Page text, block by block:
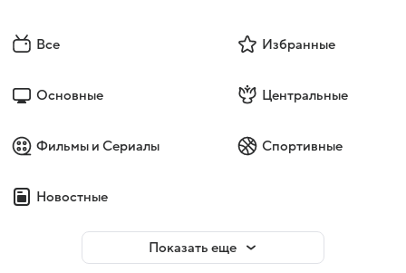
Все Избранные
Основные Центральные
Фильмы и Сериалы Спортивные
Новостные
Показать еще